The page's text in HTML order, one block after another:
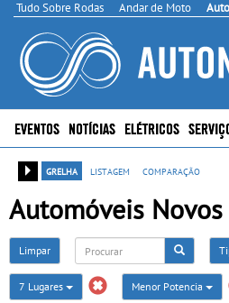
Tudo Sobre Rodas Andar de Moto
EVENTOS NOTÍCIAS ELÉTRICOS
grelha listagem comparação
Automóveis
Limpar
7 Lugares Menor Potencia